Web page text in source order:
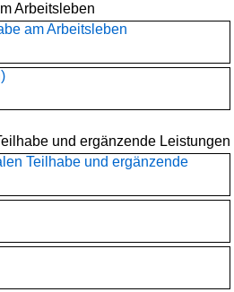
Arbeitsleben
am Arbeitsleben
und ergänzende Leistungen
Teilhabe und ergänzende